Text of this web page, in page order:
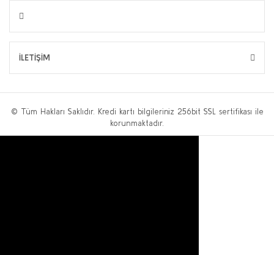
İLETİŞİM
© Tüm Hakları Saklıdır. Kredi kartı bilgileriniz 256bit SSL sertifikası ile
korunmaktadır.